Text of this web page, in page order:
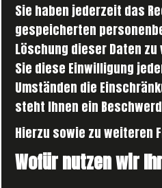
Sie haben jederzeit das
gespeicherten
Löschung dieser Daten
Sie diese Einwilligung
Umständen die
steht Ihnen ein
Hierzu sowie zu weiteren
Wofür nutzen wir